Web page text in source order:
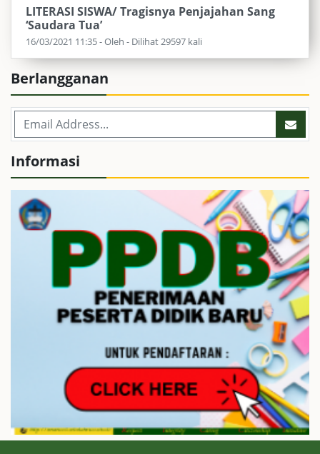
LITERASI SISWA/ Tragisnya Penjajahan Sang
‘Saudara Tua’
16/03/2021 11:35 - Oleh - Dilihat 29597 kali
Berlangganan
Informasi